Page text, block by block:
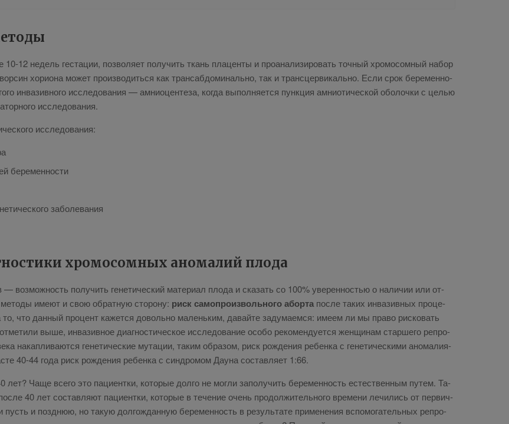
10-12 недель ге­ста­ции, поз­во­ля­ет по­лу­чить ткань пла­цен­ты и про­ана­ли­зи­ро­вать точ­ный хро­мо­сом­ный на­бор
хо­ри­о­на мо­жет про­из­во­дить­ся как тран­саб­до­ми­наль­но, так и транс­цер­ви­каль­но. Ес­ли срок бе­ре­мен­но­
ин­ва­зив­но­го ис­сле­до­ва­ния — ам­нио­цен­те­за, ко­гда вы­пол­ня­ет­ся пунк­ция ам­нио­ти­че­ской обо­лоч­ки с це­лью
ис­сле­до­ва­ния.
ис­сле­до­ва­ния:
бе­ре­мен­но­сти
за­боле­ва­ния
хро­мо­сом­ных ано­ма­лий пло­да
воз­мож­ность по­лу­чить ге­не­ти­че­ский ма­те­ри­ал пло­да и ска­зать со 100% уве­рен­но­стью о на­ли­чии или от­
име­ют и свою об­рат­ную сто­ро­ну: риск са­мо­про­из­воль­но­го абор­та по­сле та­ких ин­ва­зив­ных про­це­
что дан­ный про­цент ка­жет­ся до­воль­но ма­лень­ким, да­вай­те за­ду­ма­ем­ся: име­ем ли мы пра­во рис­ко­вать
вы­ше, ин­ва­зив­ное ди­а­гно­сти­че­ское ис­сле­до­ва­ние осо­бо ре­ко­мен­ду­ет­ся жен­щи­нам стар­ше­го ре­про­
на­кап­ли­ва­ют­ся ге­не­ти­че­ские му­та­ции, та­ким об­ра­зом, риск рож­де­ния ре­бен­ка с ге­не­ти­че­ски­ми ано­ма­ли­я­
40-44 го­да риск рож­де­ния ре­бен­ка с син­дро­мом Да­у­на со­став­ля­ет 1:66.
Ча­ще все­го это па­ци­ент­ки, ко­то­рые дол­го не мог­ли за­по­лу­чить бе­ре­мен­ность есте­ствен­ным пу­тем. Та­
40 лет со­став­ля­ют па­ци­ент­ки, ко­то­рые в те­че­ние очень про­дол­жи­тель­но­го вре­ме­ни ле­чи­лись от пер­вич­
пусть и позд­нюю, но та­кую дол­го­ждан­ную бе­ре­мен­ность в ре­зуль­та­те при­ме­не­ния вспо­мо­га­тель­ных ре­про­